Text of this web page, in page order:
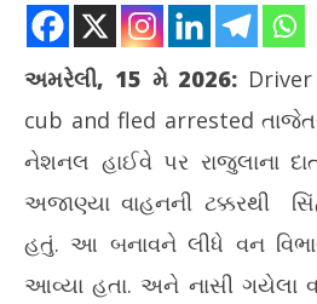
અમરેલી, 15 મે 2026:
cub and fled arrested
નેશનલ હાઈવે પર રાજુલાના
અજાણ્યા વાહનની ટક્કરથી
હતું. આ બનાવને લીધે વન
આવ્યા હતા. અને નાસી ગયેલા